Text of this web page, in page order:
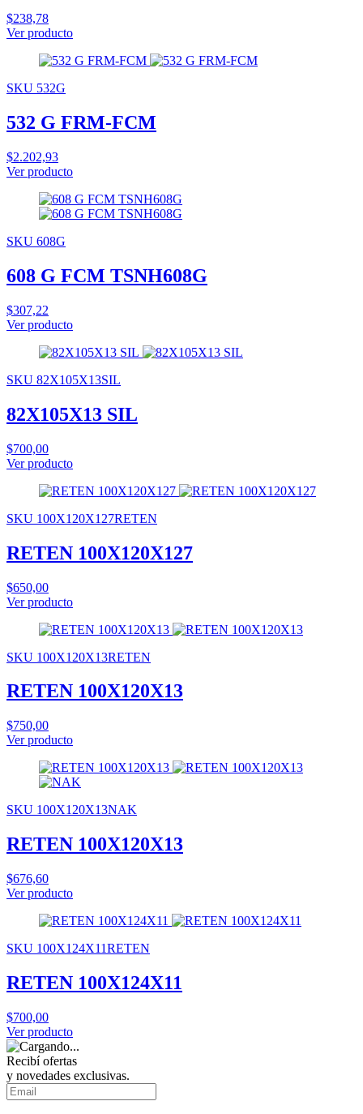
$238,78
Ver producto
SKU 532G
532 G FRM-FCM
$2.202,93
Ver producto
SKU 608G
608 G FCM TSNH608G
$307,22
Ver producto
SKU 82X105X13SIL
82X105X13 SIL
$700,00
Ver producto
SKU 100X120X127RETEN
RETEN 100X120X127
$650,00
Ver producto
SKU 100X120X13RETEN
RETEN 100X120X13
$750,00
Ver producto
SKU 100X120X13NAK
RETEN 100X120X13
$676,60
Ver producto
SKU 100X124X11RETEN
RETEN 100X124X11
$700,00
Ver producto
Recibí ofertas
y novedades exclusivas.